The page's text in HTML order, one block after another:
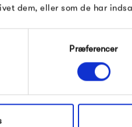
dem, eller som de har
Præferencer
Produkter